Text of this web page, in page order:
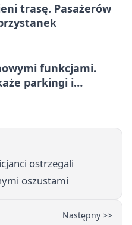
trasę. Pasażerów
funkcjami.
parkingi i
ostrzegali
oszustami
Następny >>